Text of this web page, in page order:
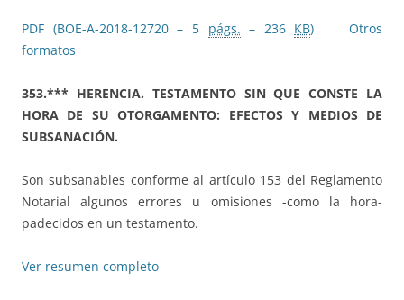
PDF (BOE-A-2018-12720 – 5 págs. – 236 KB)
Otros
formatos
353.*** HERENCIA. TESTAMENTO SIN QUE CONSTE LA
HORA DE SU OTORGAMENTO: EFECTOS Y MEDIOS DE
SUBSANACIÓN.
Son subsanables conforme al artículo 153 del Reglamento
Notarial algunos errores u omisiones -como la hora-
padecidos en un testamento.
Ver resumen completo